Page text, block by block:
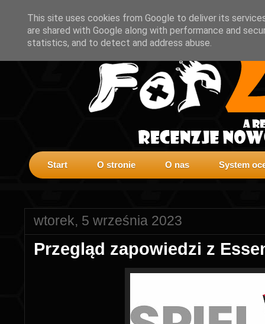
Start O stronie O nas System
wtorek, 5 września 2023
Przegląd zapowiedzi z
This site uses cookies from Google to deliver its
are shared with Google along with performance and
statistics, and to detect and address abuse.